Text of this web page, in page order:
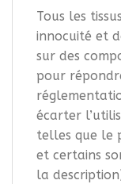
Tous les
innocuité et
sur des
pour
écarter
telles que le
et certains
la